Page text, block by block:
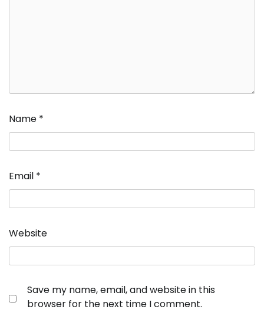
Name *
Email *
Website
Save my name, email, and website in this
browser for the next time I comment.